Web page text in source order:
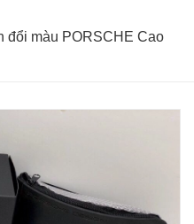
đổi màu PORSCHE Cao